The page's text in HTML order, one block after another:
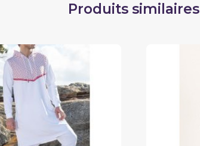
Produits similaires